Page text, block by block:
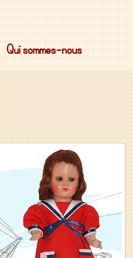
Qui sommes-nous